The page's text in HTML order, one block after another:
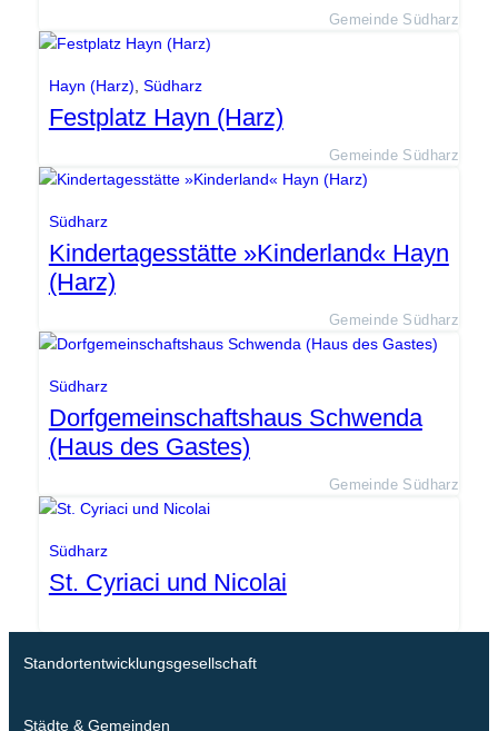
Gemeinde Südharz
Hayn (Harz) Südharz
Festplatz Hayn (Harz)
Gemeinde Südharz
Südharz
Kindertagesstätte »Kinderland« Hayn
(Harz)
Gemeinde Südharz
Südharz
Dorfgemeinschaftshaus Schwenda
(Haus des Gastes)
Gemeinde Südharz
Südharz
St. Cyriaci und Nicolai
Standortentwicklungsgesellschaft
Städte & Gemeinden